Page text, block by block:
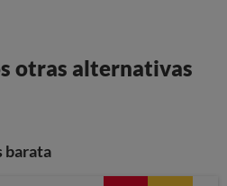
otras alternativas
barata